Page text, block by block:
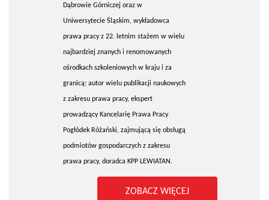
Dąbrowie Górniczej oraz w
Uniwersytecie Śląskim, wykładowca
prawa pracy z 22. letnim stażem w wielu
najbardziej znanych i renomowanych
ośrodkach szkoleniowych w kraju i za
granicą; autor wielu publikacji naukowych
z zakresu prawa pracy, ekspert
prowadzący Kancelarię Prawa Pracy
Pogłódek Różański, zajmującą się obsługą
podmiotów gospodarczych z zakresu
prawa pracy, doradca KPP LEWIATAN.
ZOBACZ WIĘCEJ